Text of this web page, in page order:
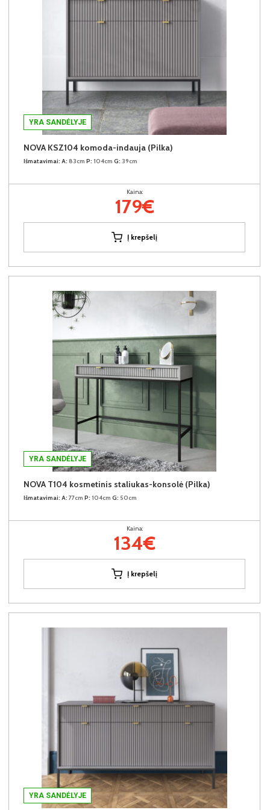
YRA SANDĖLYJE
NOVA KSZ104 komoda-indauja (Pilka)
Išmatavimai: A: 83cm P: 104cm G: 39cm
Kaina:
179€
Į krepšelį
YRA SANDĖLYJE
NOVA T104 kosmetinis staliukas-konsolė (Pilka)
Išmatavimai: A: 77cm P: 104cm G: 50cm
Kaina:
134€
Į krepšelį
YRA SANDĖLYJE